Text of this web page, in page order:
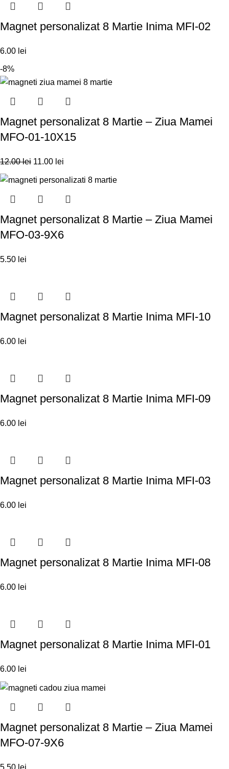
Magnet personalizat 8 Martie Inima MFI-02
6.00 lei
-8%
Magnet personalizat 8 Martie – Ziua Mamei
MFO-01-10X15
12.00lei 11.00 lei
Magnet personalizat 8 Martie – Ziua Mamei
MFO-03-9X6
5.50 lei
Magnet personalizat 8 Martie Inima MFI-10
6.00 lei
Magnet personalizat 8 Martie Inima MFI-09
6.00 lei
Magnet personalizat 8 Martie Inima MFI-03
6.00 lei
Magnet personalizat 8 Martie Inima MFI-08
6.00 lei
Magnet personalizat 8 Martie Inima MFI-01
6.00 lei
Magnet personalizat 8 Martie – Ziua Mamei
MFO-07-9X6
5.50 lei